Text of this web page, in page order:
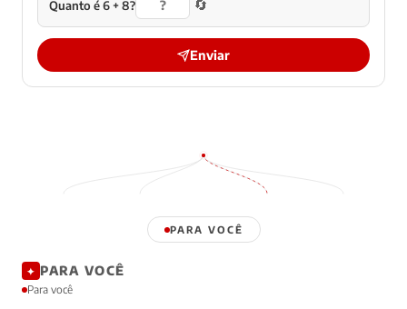
Quanto é 6 + 8? 🔄
Enviar
PARA VOCÊ
✦ PARA VOCÊ
Para você